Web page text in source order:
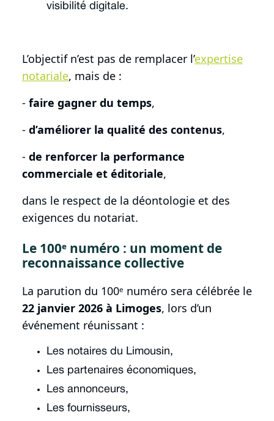
visibilité digitale.
L’objectif n’est pas de remplacer l’expertise
notariale, mais de :
- faire gagner du temps,
- d’améliorer la qualité des contenus,
- de renforcer la performance
commerciale et éditoriale,
dans le respect de la déontologie et des
exigences du notariat.
Le 100ᵉ numéro : un moment de
reconnaissance collective
La parution du 100ᵉ numéro sera célébrée le
22 janvier 2026 à Limoges, lors d’un
événement réunissant :
Les notaires du Limousin,
Les partenaires économiques,
Les annonceurs,
Les fournisseurs,